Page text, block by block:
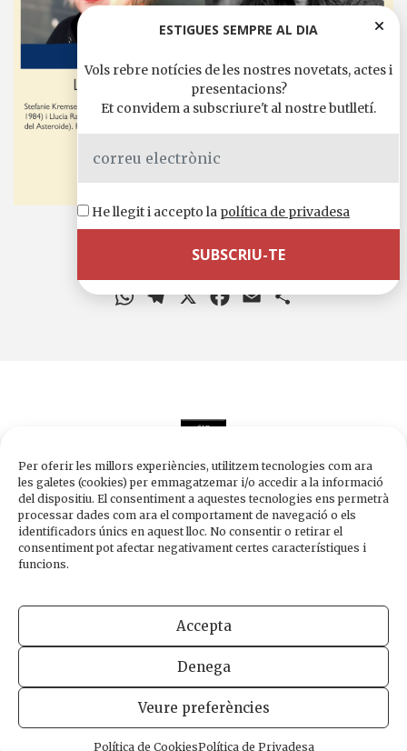
Per oferir les millors experiències, utilitzem tecnologies com ara
les galetes (cookies) per emmagatzemar i/o accedir a la informació
del dispositiu. El consentiment a aquestes tecnologies ens permetrà
processar dades com ara el comportament de navegació o els
identificadors únics en aquest lloc. No consentir o retirar el
consentiment pot afectar negativament certes característiques i
funcions.
Accepta
Denega
Veure preferències
Política de CookiesPolítica de Privadesa
19 juny, 2026 18:30 h.
WhatsAppTelegram
X Facebook
EmailComparteix
Edicions de 1984
Carrer Trafalgar, 10, 2n-2a A
Fax 934 854 375
1984@edicions1984.cat
INFORMACIÓ LEGAL POLÍTICA DE PRIVADESA POLÍTICA DE COOKIES
DISSENY WEB
ESTIGUES SEMPRE AL DIA
Vols rebre notícies de les nostres novetats, actes i
presentacions?
Et convidem a subscriure't al nostre butlletí.
He llegit i accepto la política de privadesa